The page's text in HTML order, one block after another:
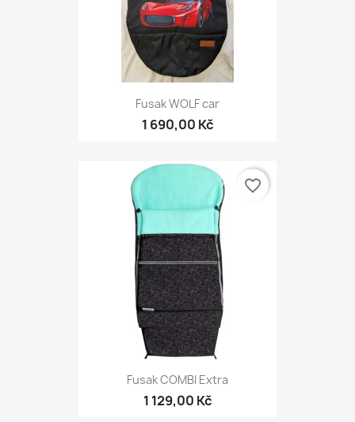
Fusak WOLF car
1 690,00 Kč
Fusak COMBI Extra
1 129,00 Kč
favorite_border